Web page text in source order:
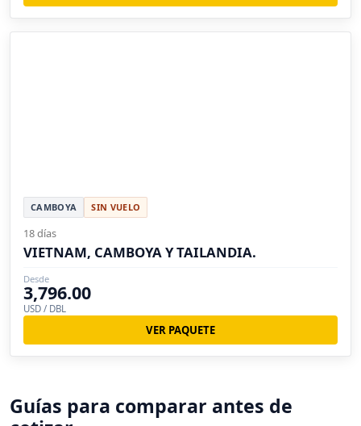
CAMBOYA SIN VUELO
18 días
VIETNAM, CAMBOYA Y TAILANDIA.
Desde
3,796.00
USD / DBL
VER PAQUETE
Guías para comparar antes de